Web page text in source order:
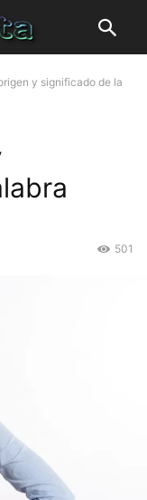
y significado de la
501